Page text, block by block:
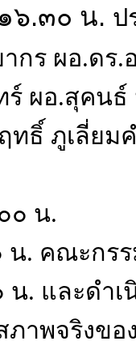
๖.๓๐ น. ป
กร ผอ.ดร.
ผอ.สุคนธ์
ทธิ์ ภูเลี่ยม
๐ น.
น. คณะกร
. และดำเ
าพจริงขอ